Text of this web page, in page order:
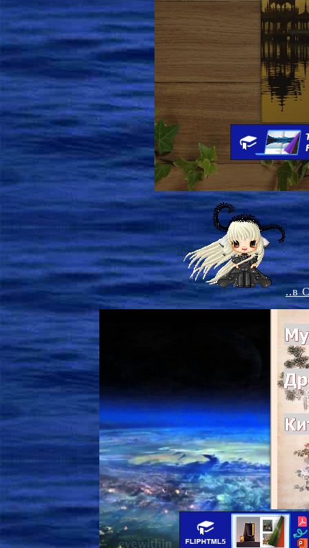
Так
След  и
Мудрый  в
Учит  без
Не
Зная,  не
В  Дао
…он
Если
То
Дар,
Кражи
Коль не
Не  укорять
То  и  сердца
Знания,
..в